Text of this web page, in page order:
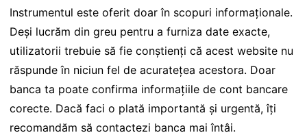
Instrumentul este oferit doar în scopuri informaționale.
Deși lucrăm din greu pentru a furniza date exacte,
utilizatorii trebuie să fie conștienți că acest website nu
răspunde în niciun fel de acuratețea acestora. Doar
banca ta poate confirma informațiile de cont bancare
corecte. Dacă faci o plată importantă și urgentă, îți
recomandăm să contactezi banca mai întâi.